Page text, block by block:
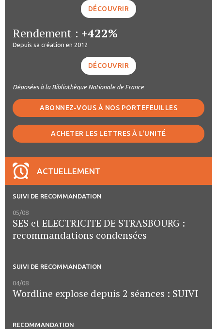
DÉCOUVRIR
Rendement : +422%
Depuis sa création en 2012
DÉCOUVRIR
Déposées à la Bibliothèque Nationale de France
ABONNEZ-VOUS À NOS PORTEFEUILLES
ACHETER LES LETTRES À L'UNITÉ
ACTUELLEMENT
SUIVI DE RECOMMANDATION
05/08
SES et ELECTRICITE DE STRASBOURG :
recommandations condensées
SUIVI DE RECOMMANDATION
04/08
Wordline explose depuis 2 séances : SUIVI
RECOMMANDATION